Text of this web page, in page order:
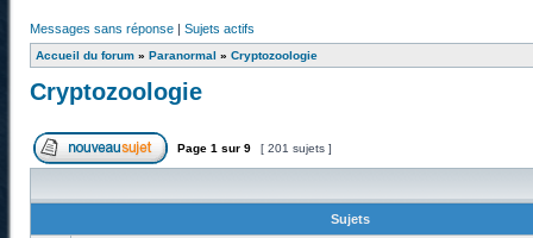
Messages sans réponse | Sujets actifs
Accueil du forum » Paranormal » Cryptozoologie
Cryptozoologie
Page 1 sur 9 [ 201 sujets ]
Sujets